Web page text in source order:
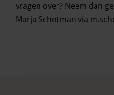
vragen over? Neem dan
Marja Schotman via